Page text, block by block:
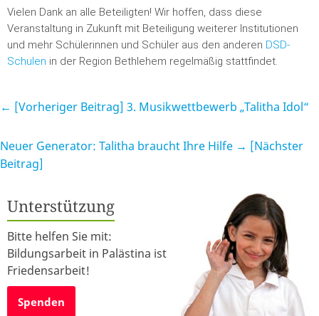
Vielen Dank an alle Beteiligten! Wir hoffen, dass diese
Veranstaltung in Zukunft mit Beteiligung weiterer Institutionen
und mehr Schülerinnen und Schüler aus den anderen DSD-
Schulen in der Region Bethlehem regelmäßig stattfindet.
← [Vorheriger Beitrag] 3. Musikwettbewerb „Talitha Idol“
Neuer Generator: Talitha braucht Ihre Hilfe → [Nächster
Beitrag]
Unterstützung
Bitte helfen Sie mit:
Bildungsarbeit in Palästina ist
Friedensarbeit!
Spenden